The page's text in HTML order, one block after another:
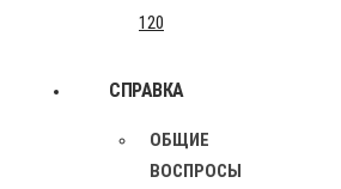
120
СПРАВКА
ОБЩИЕ
ВОСПРОСЫ